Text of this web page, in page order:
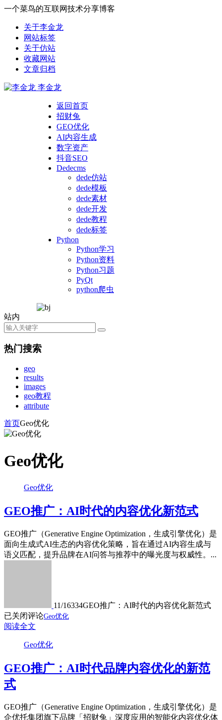
一个菜鸟的互联网技术分享博客
关于李金龙
网站标签
关于仿站
收藏网站
文章归档
李金龙
返回首页
招财兔
GEO优化
AI内容生成
数字资产
抖音SEO
Dedecms
dede仿站
dede模板
dede素材
dede开发
dede教程
dede标签
Python
Python学习
Python资料
Python习题
PyQt
python爬虫
站内
热门搜索
geo
results
images
geo教程
attribute
首页Geo优化
Geo优化
Geo优化
GEO推广：AI时代的内容优化新范式
GEO推广（Generative Engine Optimization，生成引擎优化）是
面向生成式AI生态的内容优化策略，旨在通过AI内容生成与
语义匹配，提升品牌在AI问答与推荐中的曝光度与权威性。...
11/16334GEO推广：AI时代的内容优化新范式
已关闭评论Geo优化
阅读全文
Geo优化
GEO推广：AI时代品牌内容优化的新范
式
GEO推广（Generative Engine Optimization，生成引擎优化）是
企优托集团旗下品牌「招财兔」深度应用的智能化内容优化体